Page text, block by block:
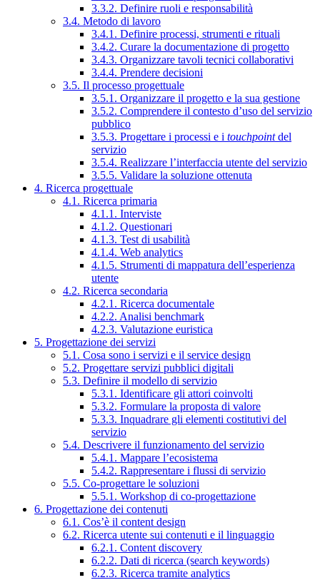
3.3.2. Definire ruoli e responsabilità
3.4. Metodo di lavoro
3.4.1. Definire processi, strumenti e rituali
3.4.2. Curare la documentazione di progetto
3.4.3. Organizzare tavoli tecnici collaborativi
3.4.4. Prendere decisioni
3.5. Il processo progettuale
3.5.1. Organizzare il progetto e la sua gestione
3.5.2. Comprendere il contesto d’uso del servizio
pubblico
3.5.3. Progettare i processi e i touchpointdel
servizio
3.5.4. Realizzare l’interfaccia utente del servizio
3.5.5. Validare la soluzione ottenuta
4. Ricerca progettuale
4.1. Ricerca primaria
4.1.1. Interviste
4.1.2. Questionari
4.1.3. Test di usabilità
4.1.4. Web analytics
4.1.5. Strumenti di mappatura dell’esperienza
utente
4.2. Ricerca secondaria
4.2.1. Ricerca documentale
4.2.2. Analisi benchmark
4.2.3. Valutazione euristica
5. Progettazione dei servizi
5.1. Cosa sono i servizi e il service design
5.2. Progettare servizi pubblici digitali
5.3. Definire il modello di servizio
5.3.1. Identificare gli attori coinvolti
5.3.2. Formulare la proposta di valore
5.3.3. Inquadrare gli elementi costitutivi del
servizio
5.4. Descrivere il funzionamento del servizio
5.4.1. Mappare l’ecosistema
5.4.2. Rappresentare i flussi di servizio
5.5. Co-progettare le soluzioni
5.5.1. Workshop di co-progettazione
6. Progettazione dei contenuti
6.1. Cos’è il content design
6.2. Ricerca utente sui contenuti e il linguaggio
6.2.1. Content discovery
6.2.2. Dati di ricerca (search keywords)
6.2.3. Ricerca tramite analytics